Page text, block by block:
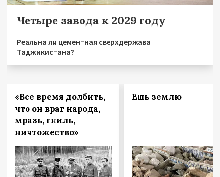
Четыре завода к 2029 году
Реальна ли цементная сверхдержава
Таджикистана?
«Все время долбить,
что он враг народа,
мразь, гниль,
ничтожество»
Ешь землю